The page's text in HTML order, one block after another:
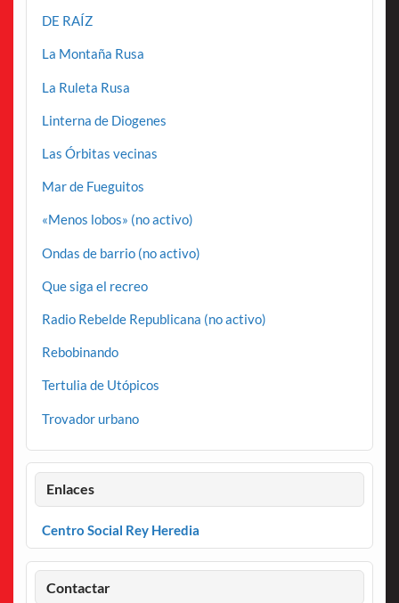
DE RAÍZ
La Montaña Rusa
La Ruleta Rusa
Linterna de Diogenes
Las Órbitas vecinas
Mar de Fueguitos
«Menos lobos» (no activo)
Ondas de barrio (no activo)
Que siga el recreo
Radio Rebelde Republicana (no activo)
Rebobinando
Tertulia de Utópicos
Trovador urbano
Enlaces
Centro Social Rey Heredia
Contactar